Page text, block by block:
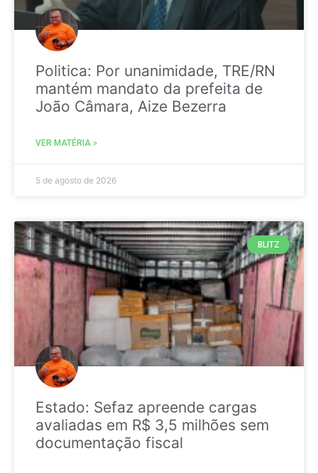
Politica: Por unanimidade, TRE/RN
mantém mandato da prefeita de
João Câmara, Aize Bezerra
VER MATÉRIA »
5 de agosto de 2026
BLITZ
Estado: Sefaz apreende cargas
avaliadas em R$ 3,5 milhões sem
documentação fiscal